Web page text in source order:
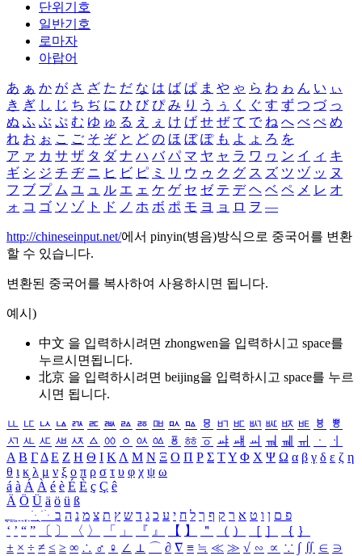
단위기호
일반기호
로마자
아랍어
あ ぁ か が さ ざ た だ な は ば ぱ ま や ゃ ら わ ゎ ん い ぃ
き ぎ し じ ち ぢ に ひ び ぴ み り う ぅ く ぐ す ず つ づ っ
ぬ ふ ぶ ぷ む ゆ ゅ る え ぇ け げ せ ぜ て で ね へ べ ぺ め
れ お ぉ こ ご そ ぞ と ど の ほ ぼ ぽ も よ ょ ろ を
ア ァ カ サ ザ タ ダ ナ ハ バ パ マ ヤ ャ ラ ワ ヮ ン イ ィ キ
ギ シ ジ チ ヂ ニ ヒ ビ ピ ミ リ ウ ゥ ク グ ス ズ ツ ヅ ッ ヌ
フ ブ プ ム ユ ュ ル エ ェ ケ ゲ セ ゼ テ デ ヘ ベ ペ メ レ オ
ォ コ ゴ ソ ゾ ト ド ノ ホ ボ ポ モ ヨ ョ ロ ヲ ―
http://chineseinput.net/에서 pinyin(병음)방식으로 중국어를 변환
할 수 있습니다.
변환된 중국어를 복사하여 사용하시면 됩니다.
예시)
中文 을 입력하시려면 zhongwen을 입력하시고 space를
누르시면됩니다.
北京 을 입력하시려면 beijing을 입력하시고 space를 누르
시면 됩니다.
ㅥ ㅦ ㅧ ㅨ ㅩ ㅪ ㅫ ㅬ ㅭ ㅮ ㅯ ㅰ ㅱ ㅲ ㅳ ㅴ ㅵ ㅶ ㅷ ㅸ
ㅹ
ㅺ ㅻ ㅼ ㅽ ㅾ ㅿ ㆀ ㆁ ㆂ ㆃ ㆄ ㆅ ㆆ ㆇ ㆈ ㆉ ㆊ ㆋ ㆌ ㆍ
ㆎ
Α Β ΓΔ Ε Ζ Η Θ Ι ΚΛ Μ Ν Ξ Ο Π Ρ Σ ΤΥ Φ Χ Ψ Ω α β γ δ ε ζ η
θ ι κ λ μ ν ξ ο π ρ σ τ υ φ χ ψ ω
á à Á À é è É È ç Ç ê
Ä Ö Ü ä ö ü ß
ִֶֹ ֻּ ׁׂ פ ם ן ו ט א ר ק ף ך ל ח י ע כ ג ד ש ץ ת צ מ נ ה ב
‘ ’ “ ” 〔 〕 〈 〉 「 」 『 』 【 】 ＂ （ ） ［ ］ ｛ ｝
± × ÷ ≠ ≤ ≥ ∞ ∴ ♂ ♀ ∠ ⊥ ⌒ ∂ ∇ ≡ ≒ ≪ ≫ √ ∽ ∝ ∵ ∫ ∬ ∈ ∋